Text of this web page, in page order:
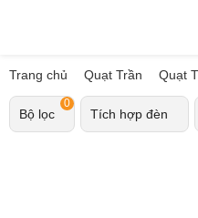
Trang chủ Quạt Trần Quạt
Bộ lọc
0
Tích hợp đèn